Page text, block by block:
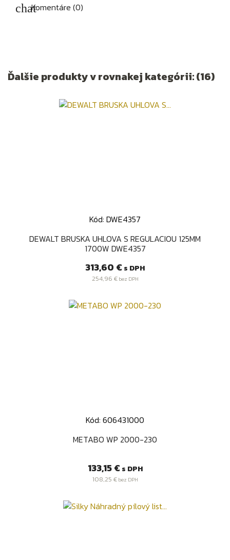
Komentáre (0)
Ďalšie produkty v rovnakej kategórii: (16)
Kód: DWE4357
DEWALT BRUSKA UHLOVA S REGULACIOU 125MM
1700W DWE4357
Cena
313,60 € s DPH
254,96 €bez DPH
Kód: 606431000
METABO WP 2000-230
Cena
133,15 € s DPH
108,25 €bez DPH